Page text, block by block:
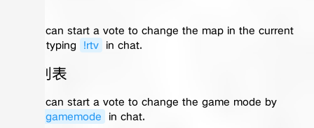
Players can start a vote to change the map in the current
mod by typing !rtv in chat.
命令列表
Players can start a vote to change the game mode by
!gamemode in chat.